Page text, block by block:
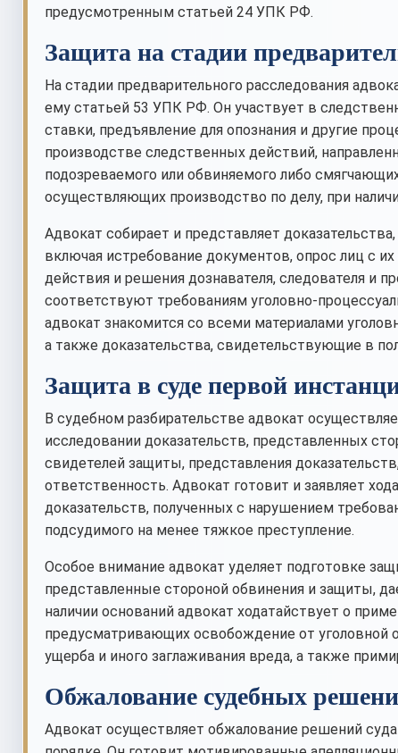
предусмотренным статьей 24 УПК РФ.
Защита на стадии
На стадии предварительного расследования
ему статьей 53 УПК РФ. Он участвует в
ставки, предъявление для опознания и другие
производстве следственных действий,
подозреваемого или обвиняемого либо
осуществляющих производство по делу, при
Адвокат собирает и представляет
включая истребование документов, опрос лиц с
действия и решения дознавателя, следователя и
соответствуют требованиям уголовно-
адвокат знакомится со всеми материалами
а также доказательства, свидетельствующие в
Защита в суде первой
В судебном разбирательстве адвокат
исследовании доказательств, представленных
свидетелей защиты, представления
ответственность. Адвокат готовит и заявляет
доказательств, полученных с нарушением
подсудимого на менее тяжкое преступление.
Особое внимание адвокат уделяет подготовке
представленные стороной обвинения и защиты,
наличии оснований адвокат ходатайствует о
предусматривающих освобождение от уголовной
ущерба и иного заглаживания вреда, а также
Обжалование судебных
Адвокат осуществляет обжалование решений